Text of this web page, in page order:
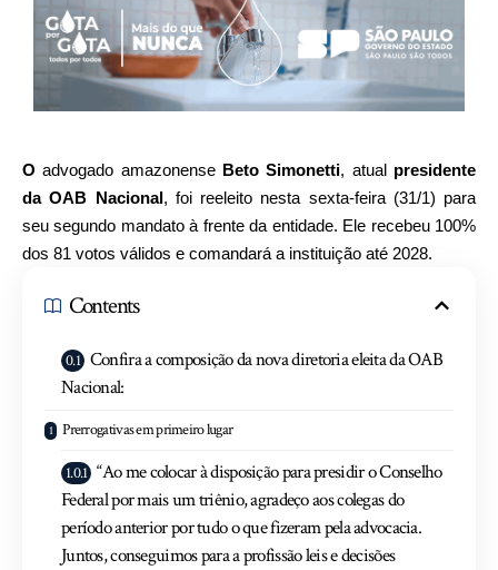
O advogado amazonense Beto Simonetti, atual presidente
da OAB Nacional , foi reeleito nesta sexta-feira (31/1) para
seu segundo mandato à frente da entidade. Ele recebeu 100%
dos 81 votos válidos e comandará a instituição até 2028.
Contents
Confira a composição da nova diretoria eleita da OAB
Nacional:
Prerrogativas em primeiro lugar
“Ao me colocar à disposição para presidir o Conselho
Federal por mais um triênio, agradeço aos colegas do
período anterior por tudo o que fizeram pela advocacia.
Juntos, conseguimos para a profissão leis e decisões